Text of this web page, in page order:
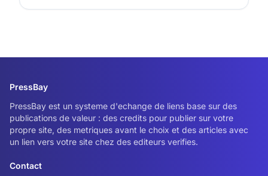
PressBay
PressBay est un systeme d'echange de liens base sur des
publications de valeur : des credits pour publier sur votre
propre site, des metriques avant le choix et des articles avec
un lien vers votre site chez des editeurs verifies.
Contact